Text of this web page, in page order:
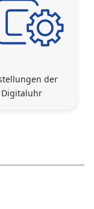
der
Digitaluhr